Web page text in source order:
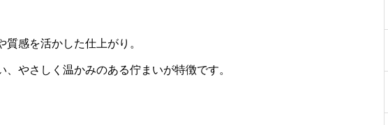
感を活かした仕上がり。
やさしく温かみのある佇まいが特徴です。